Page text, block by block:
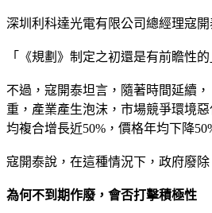
深圳利科達光電有限公司總經理寇
「《規劃》制定之初還是有前瞻性
不過，寇開泰坦言，隨著時間延續
重，產業產生泡沫，市場競爭環境
均複合增長近50%，價格年均下降
寇開泰說，在這種情況下，政府廢
為何不到期作廢，會否打擊積極性